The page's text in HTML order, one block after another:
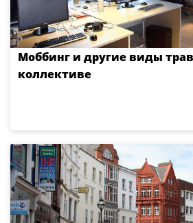
Моббинг и другие виды
коллективе